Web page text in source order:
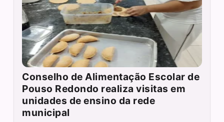
Conselho de Alimentação Escolar de
Pouso Redondo realiza visitas em
unidades de ensino da rede
municipal